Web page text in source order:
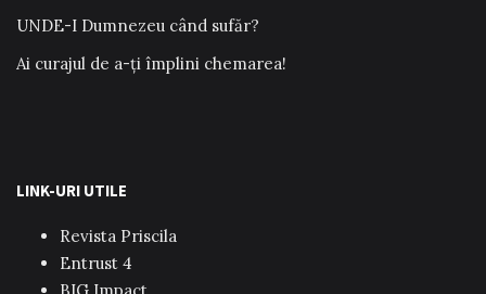
UNDE-I Dumnezeu când sufăr?
Ai curajul de a-ți împlini chemarea!
LINK-URI UTILE
Revista Priscila
Entrust 4